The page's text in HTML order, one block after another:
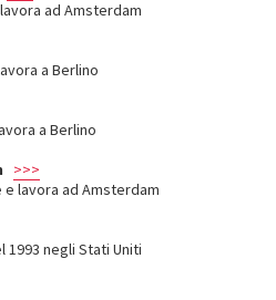
ad Amsterdam
a Berlino
a Berlino
>>>
e lavora ad Amsterdam
1993 negli Stati Uniti